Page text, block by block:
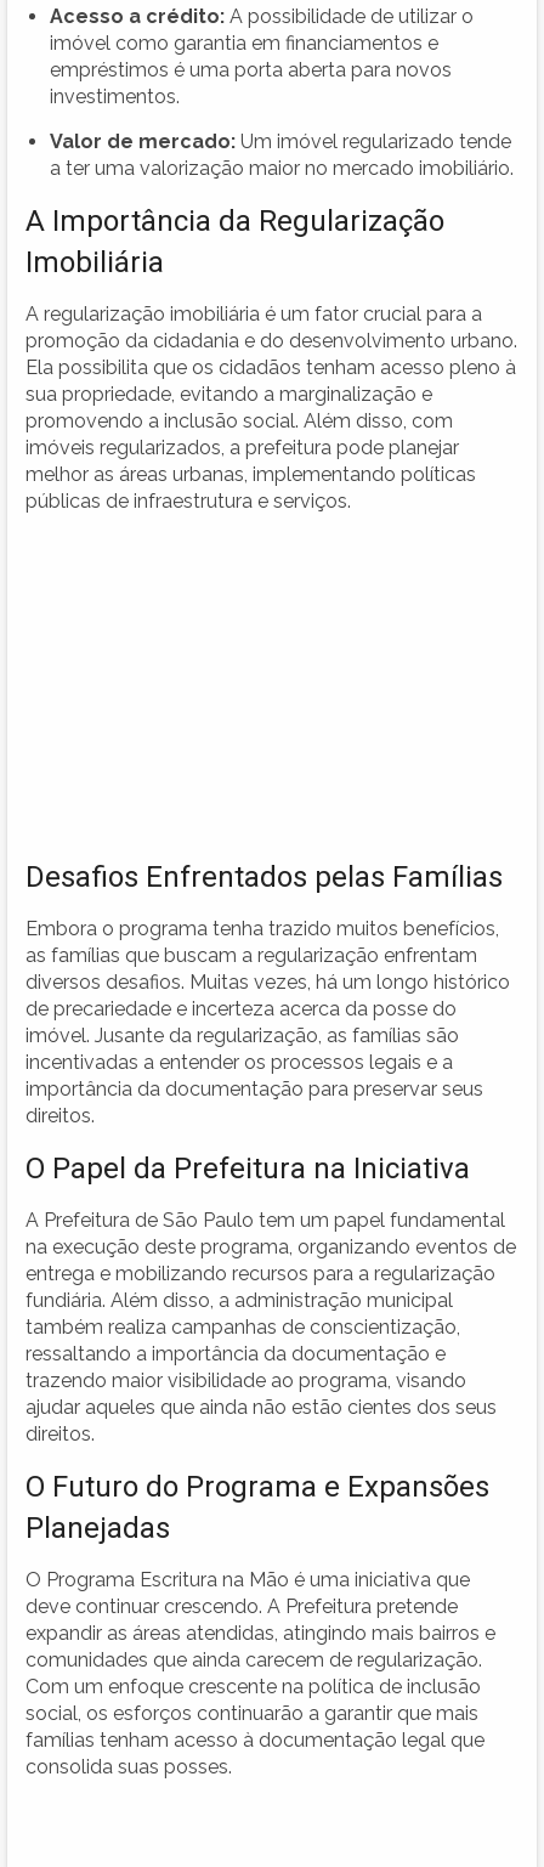
Acesso a crédito: A possibilidade de utilizar o
imóvel como garantia em financiamentos e
empréstimos é uma porta aberta para novos
investimentos.
Valor de mercado: Um imóvel regularizado tende
a ter uma valorização maior no mercado imobiliário.
A Importância da Regularização
Imobiliária
A regularização imobiliária é um fator crucial para a
promoção da cidadania e do desenvolvimento urbano.
Ela possibilita que os cidadãos tenham acesso pleno à
sua propriedade, evitando a marginalização e
promovendo a inclusão social. Além disso, com
imóveis regularizados, a prefeitura pode planejar
melhor as áreas urbanas, implementando políticas
públicas de infraestrutura e serviços.
Desafios Enfrentados pelas Famílias
Embora o programa tenha trazido muitos benefícios,
as famílias que buscam a regularização enfrentam
diversos desafios. Muitas vezes, há um longo histórico
de precariedade e incerteza acerca da posse do
imóvel. Jusante da regularização, as famílias são
incentivadas a entender os processos legais e a
importância da documentação para preservar seus
direitos.
O Papel da Prefeitura na Iniciativa
A Prefeitura de São Paulo tem um papel fundamental
na execução deste programa, organizando eventos de
entrega e mobilizando recursos para a regularização
fundiária. Além disso, a administração municipal
também realiza campanhas de conscientização,
ressaltando a importância da documentação e
trazendo maior visibilidade ao programa, visando
ajudar aqueles que ainda não estão cientes dos seus
direitos.
O Futuro do Programa e Expansões
Planejadas
O Programa Escritura na Mão é uma iniciativa que
deve continuar crescendo. A Prefeitura pretende
expandir as áreas atendidas, atingindo mais bairros e
comunidades que ainda carecem de regularização.
Com um enfoque crescente na política de inclusão
social, os esforços continuarão a garantir que mais
famílias tenham acesso à documentação legal que
consolida suas posses.